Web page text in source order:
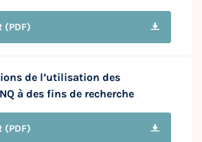
(PDF)
de l’utilisation des
à des fins de recherche
(PDF)